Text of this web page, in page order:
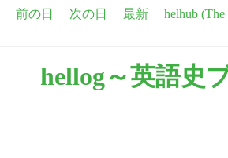
前の日 次の日 最新
helhub
hellog～英語史